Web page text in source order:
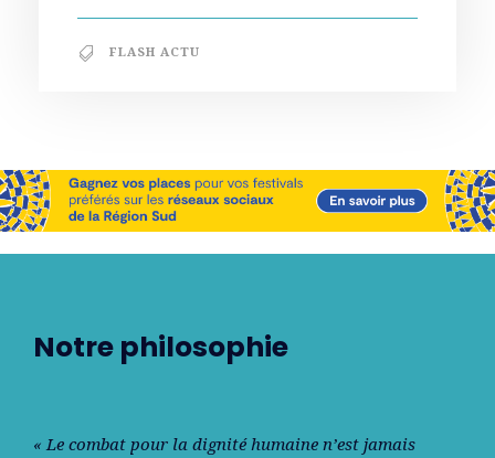
FLASH ACTU
Notre philosophie
« Le combat pour la dignité humaine n’est jamais